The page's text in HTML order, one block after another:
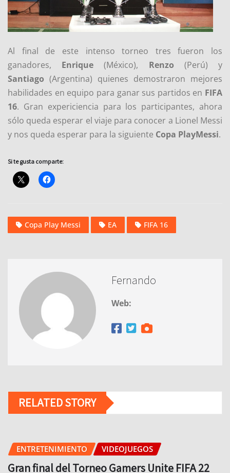
Al final de este intenso torneo tres fueron los
ganadores, Enrique (México), Renzo (Perú) y
Santiago (Argentina) quienes demostraron mejores
habilidades en equipo para ganar sus partidos en FIFA
16. Gran expericiencia para los participantes, ahora
sólo queda esperar el viaje para conocer a Lionel Messi
y nos queda esperar para la siguiente Copa PlayMessi.
Si te gusta comparte:
Copa Play Messi EA FIFA 16
Fernando
Web:
RELATED STORY
ENTRETENIMIENTO VIDEOJUEGOS
Gran final del Torneo Gamers Unite FIFA 22